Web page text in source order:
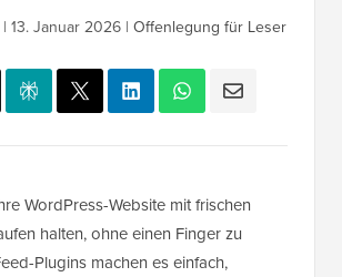
| 13. Januar 2026 | Offenlegung für Leser
WordPress-Website mit frischen
halten, ohne einen Finger zu
Plugins machen es einfach,